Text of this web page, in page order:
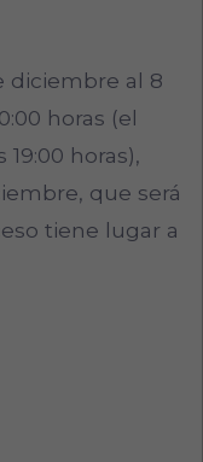
diciembre al 8
horas (el
horas),
que será
tiene lugar a